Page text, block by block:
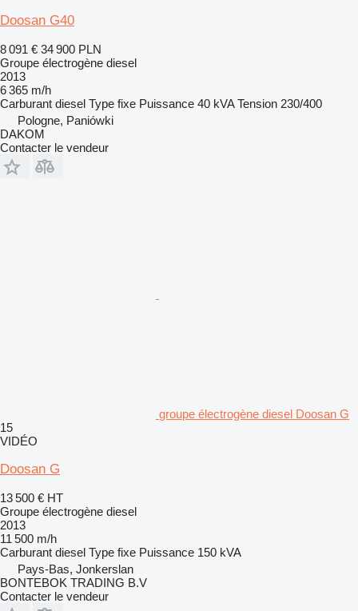
Doosan G40
8 091 € 34 900 PLN
Groupe électrogène diesel
2013
6 365 m/h
Carburant diesel Type fixe Puissance 40 kVA Tension 230/400
Pologne, Paniówki
DAKOM
Contacter le vendeur
groupe électrogène diesel Doosan G
15
VIDÉO
Doosan G
13 500 € HT
Groupe électrogène diesel
2013
11 500 m/h
Carburant diesel Type fixe Puissance 150 kVA
Pays-Bas, Jonkerslan
BONTEBOK TRADING B.V
Contacter le vendeur